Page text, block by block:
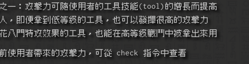
之一：攻擊力可隨使用者的工具技能(tool)的增長而提高
具的人，即便拿到低等級的工具，也可以發揮很高的攻擊力
種五花八門特攻效果的工具，也能在高等級戰鬥中被拿出來用
於當前使用者帶來的攻擊力，可從 check 指令中查看